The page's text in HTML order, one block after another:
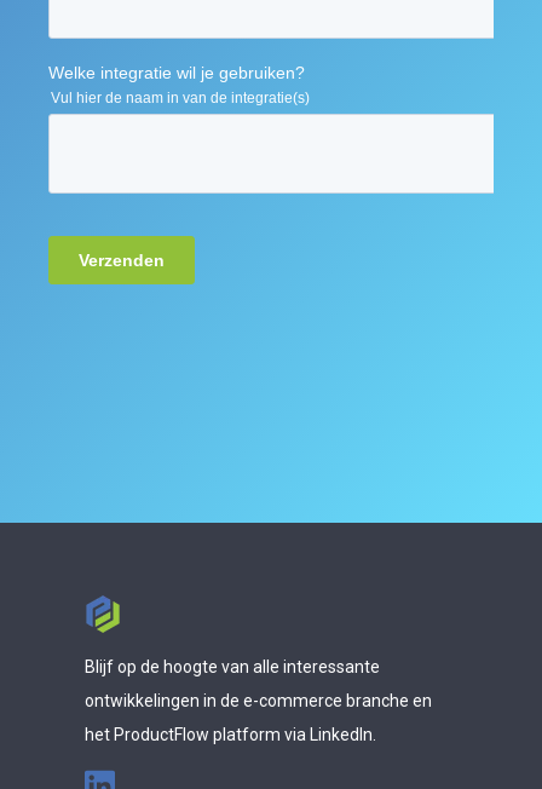
Blijf op de hoogte van alle interessante
ontwikkelingen in de e-commerce branche en
het ProductFlow platform via LinkedIn.